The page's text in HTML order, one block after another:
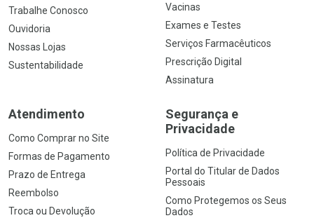
Trabalhe Conosco
Ouvidoria
Nossas Lojas
Sustentabilidade
Vacinas
Exames e Testes
Serviços Farmacêuticos
Prescrição Digital
Assinatura
Atendimento
Como Comprar no Site
Formas de Pagamento
Prazo de Entrega
Reembolso
Troca ou Devolução
Segurança e
Privacidade
Política de Privacidade
Portal do Titular de Dados
Pessoais
Como Protegemos os Seus
Dados